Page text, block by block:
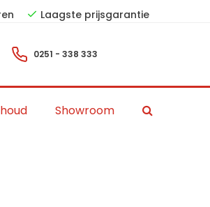
Laagste prijsgarantie
0251 - 338 333
Showroom